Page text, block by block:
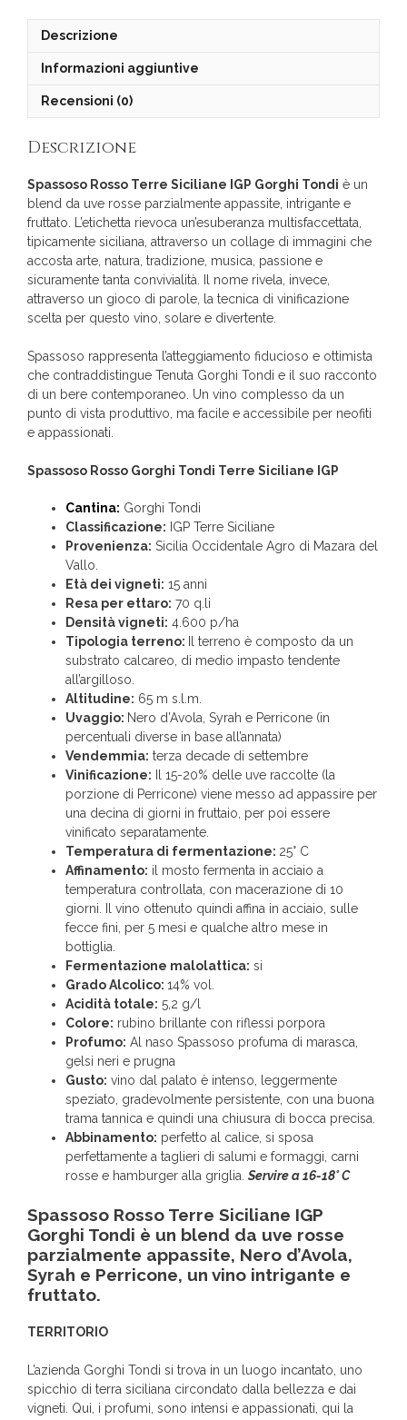
Descrizione
Informazioni aggiuntive
Recensioni (0)
Descrizione
Spassoso Rosso Terre Siciliane IGP Gorghi Tondi è un
blend da uve rosse parzialmente appassite, intrigante e
fruttato. L’etichetta rievoca un’esuberanza multisfaccettata,
tipicamente siciliana, attraverso un collage di immagini che
accosta arte, natura, tradizione, musica, passione e
sicuramente tanta convivialità. Il nome rivela, invece,
attraverso un gioco di parole, la tecnica di vinificazione
scelta per questo vino, solare e divertente.
Spassoso rappresenta l’atteggiamento fiducioso e ottimista
che contraddistingue Tenuta Gorghi Tondi e il suo racconto
di un bere contemporaneo. Un vino complesso da un
punto di vista produttivo, ma facile e accessibile per neofiti
e appassionati.
Spassoso Rosso Gorghi Tondi Terre Siciliane IGP
Cantina: Gorghi Tondi
Classificazione: IGP Terre Siciliane
Provenienza: Sicilia Occidentale Agro di Mazara del
Vallo.
Età dei vigneti: 15 anni
Resa per ettaro: 70 q.li
Densità vigneti: 4.600 p/ha
Tipologia terreno: Il terreno è composto da un
substrato calcareo, di medio impasto tendente
all’argilloso.
Altitudine: 65 m s.l.m.
Uvaggio: Nero d’Avola, Syrah e Perricone (in
percentuali diverse in base all’annata)
Vendemmia: terza decade di settembre
Vinificazione: Il 15-20% delle uve raccolte (la
porzione di Perricone) viene messo ad appassire per
una decina di giorni in fruttaio, per poi essere
vinificato separatamente.
Temperatura di fermentazione: 25° C
Affinamento: il mosto fermenta in acciaio a
temperatura controllata, con macerazione di 10
giorni. Il vino ottenuto quindi affina in acciaio, sulle
fecce fini, per 5 mesi e qualche altro mese in
bottiglia.
Fermentazione malolattica: si
Grado Alcolico: 14% vol.
Acidità totale: 5,2 g/l
Colore: rubino brillante con riflessi porpora
Profumo: Al naso Spassoso profuma di marasca,
gelsi neri e prugna
Gusto: vino dal palato è intenso, leggermente
speziato, gradevolmente persistente, con una buona
trama tannica e quindi una chiusura di bocca precisa.
Abbinamento: perfetto al calice, si sposa
perfettamente a taglieri di salumi e formaggi, carni
rosse e hamburger alla griglia. Servire a 16-18° C
Spassoso Rosso Terre Siciliane IGP
Gorghi Tondi è un blend da uve rosse
parzialmente appassite, Nero d’Avola,
Syrah e Perricone, un vino intrigante e
fruttato.
TERRITORIO
L’azienda Gorghi Tondi si trova in un luogo incantato, uno
spicchio di terra siciliana circondato dalla bellezza e dai
vigneti. Qui, i profumi, sono intensi e appassionati, qui la